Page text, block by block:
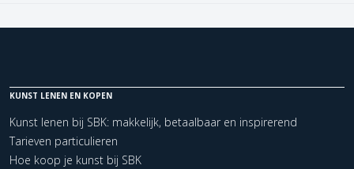
Kerncollectie
1 items.
Pagina:
KUNST LENEN EN KOPEN
Kunst lenen bij SBK: makkelijk, betaalbaar en inspirerend
Tarieven particulieren
Hoe koop je kunst bij SBK